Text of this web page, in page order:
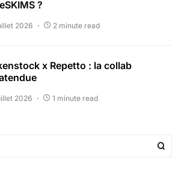
?
2026 2 minute read
x Repetto : la collab
2026 1 minute read